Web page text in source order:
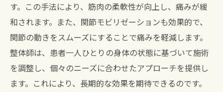
す。この手法により、筋肉の柔軟性が向上し、痛みが緩
和されます。また、関節モビリゼーションも効果的で、
関節の動きをスムーズにすることで痛みを軽減します。
整体師は、患者一人ひとりの身体の状態に基づいて施術
を調整し、個々のニーズに合わせたアプローチを提供し
ます。これにより、長期的な効果を期待できるのです。